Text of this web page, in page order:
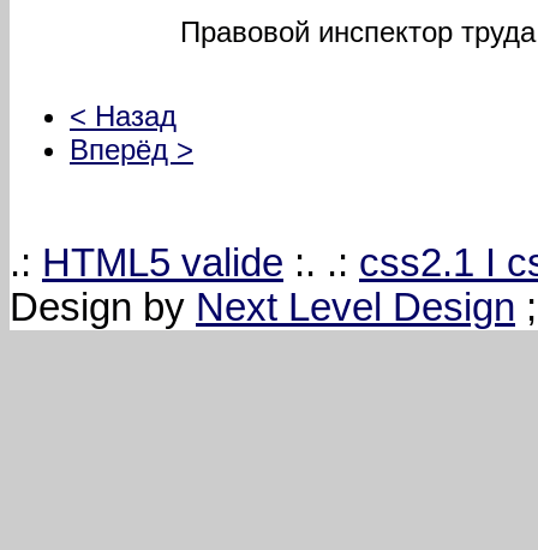
Правовой инспектор
< Назад
Вперёд >
.: HTML5 valide :. .: css2.1 I
Design by Next Level Design